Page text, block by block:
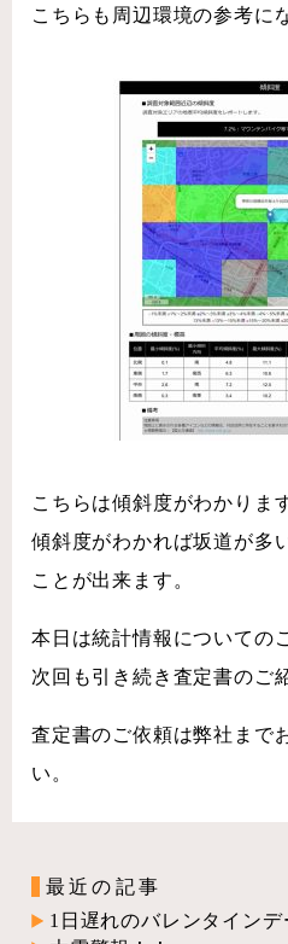
こちらも周辺環境の参考に
こちらは傾斜度がわかりま
傾斜度がわかれば坂道が多
ことが出来ます。
本日は統計情報についての
次回も引き続き査定書のご
査定書のご依頼は弊社まで
い。
最近の記事
1日遅れのバレンタインデ